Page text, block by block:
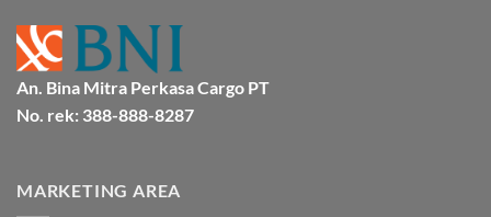
An. Bina Mitra Perkasa Cargo PT
No. rek: 388-888-8287
MARKETING AREA